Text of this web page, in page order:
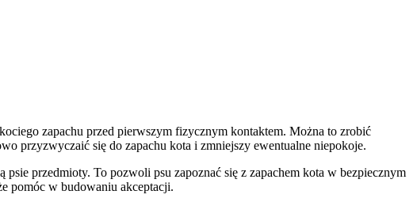
zapachu przed pierwszym fizycznym kontaktem. Można to zrobić
przyzwyczaić się do zapachu kota i zmniejszy ewentualne niepokoje.
przedmioty. To pozwoli psu zapoznać się z zapachem kota w bezpiecznym
pomóc w budowaniu akceptacji.